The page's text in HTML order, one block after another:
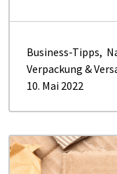
Business-Tipps,
Verpackung &
10. Mai 2022